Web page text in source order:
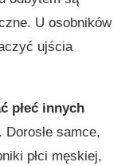
U osobników
ujścia
płeć innych
samce,
płci męskiej,